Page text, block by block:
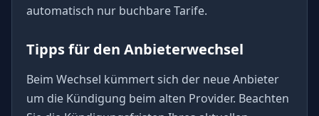
automatisch nur buchbare Tarife.
Tipps für den Anbieterwechsel
Beim Wechsel kümmert sich der neue Anbieter
um die Kündigung beim alten Provider. Beachten